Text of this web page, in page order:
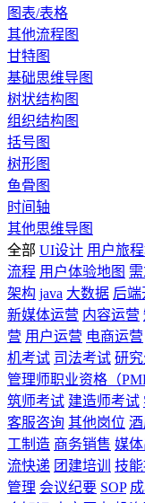
图表/表格
其他流程图
甘特图
基础思维导图
树状结构图
组织结构图
括号图
树形图
鱼骨图
时间轴
其他思维导图
全部 UI设计 用户旅
流程 用户体验地图
架构 java 大数据 后端
新媒体运营 内容运营
营 用户运营 电商运营
机考试 司法考试 研
管理师职业资格（
筑师考试 建造师考试
客服咨询 其他岗位
工制造 商务销售 媒
流快递 团建培训 技
管理 会议纪要 SOP